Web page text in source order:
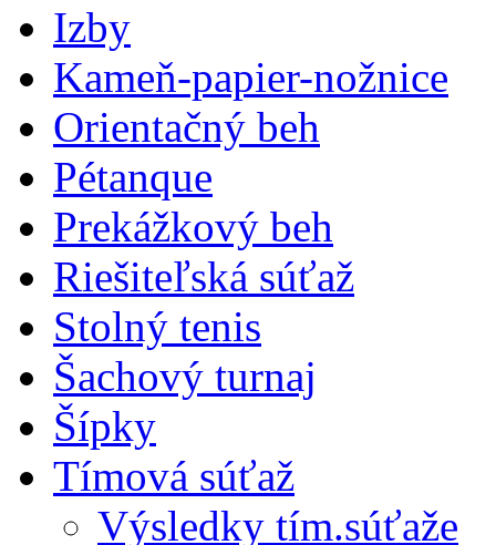
Izby
Kameň-papier-nožnice
Orientačný beh
Pétanque
Prekážkový beh
Riešiteľská súťaž
Stolný tenis
Šachový turnaj
Šípky
Tímová súťaž
Výsledky tím.súťaže